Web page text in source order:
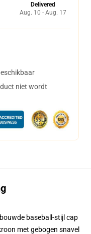
Delivered
Aug. 10 - Aug. 17
niet wordt
baseball-stijl cap
met gebogen snavel